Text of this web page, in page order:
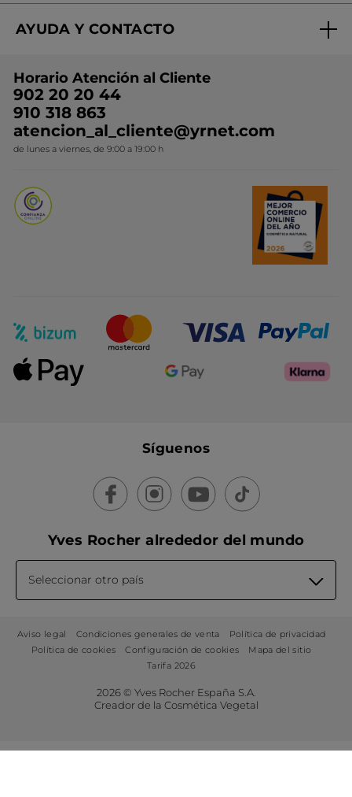
Nuestros compromisos
Conviértete en Franquiciada
Rebajas
Ideas de Regalo
Colección Monoi
Novedades del mes
AYUDA Y CONTACTO
Contacto
Horario Atención al Cliente
902 20 20 44
910 318 863
atencion_al_cliente@yrnet.com
de lunes a viernes, de 9:00 a 19:00 h
Síguenos
Yves Rocher alrededor del mundo
Seleccionar otro país
Aviso legal Condiciones generales de venta
Política de privacidad
Política de cookies
Configuración de cookies
Mapa del sitio
Tarifa 2026
2026 © Yves Rocher España S.A.
Creador de la Cosmética Vegetal